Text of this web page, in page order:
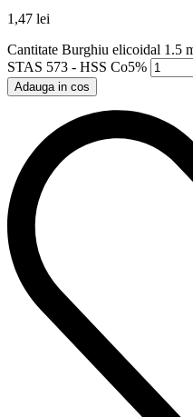
1,47 lei
Cantitate Burghiu elicoidal 1.5
STAS 573 - HSS Co5%
Adauga in cos